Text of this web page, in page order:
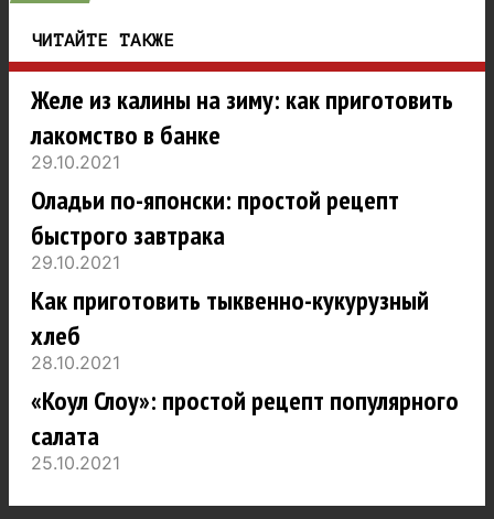
ЧИТАЙТЕ ТАКЖЕ
Желе из калины на зиму: как приготовить
лакомство в банке
29.10.2021
Оладьи по-японски: простой рецепт
быстрого завтрака
29.10.2021
Как приготовить тыквенно-кукурузный
хлеб
28.10.2021
«Коул Слоу»: простой рецепт популярного
салата
25.10.2021